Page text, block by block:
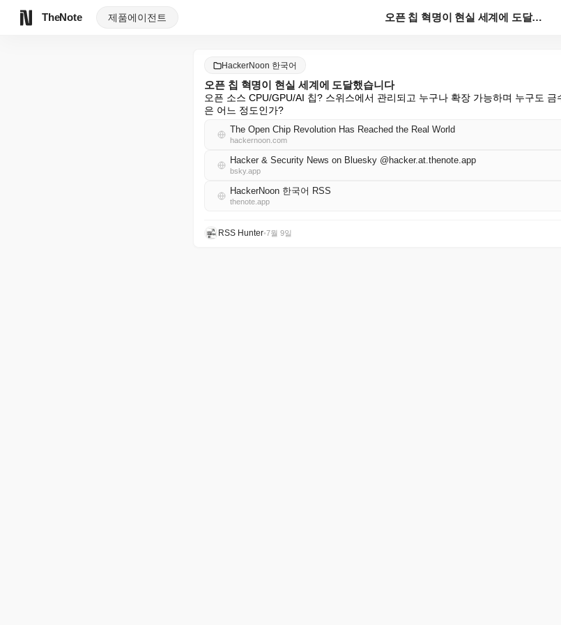
TheNote 제품에이전트 오픈 칩 혁명이 현실 세계에 도달했습니다
HackerNoon 한국어
오픈 칩 혁명이 현실 세계에 도달했습니다
오픈 소스 CPU/GPU/AI 칩? 스위스에서 관리되고 누구나 확장 가능하며 누구도
은 어느 정도인가?
The Open Chip Revolution Has Reached the Real World
hackernoon.com
Hacker & Security News on Bluesky @hacker.at.thenote.app
bsky.app
HackerNoon 한국어 RSS
thenote.app
RSS Hunter•7월 9일